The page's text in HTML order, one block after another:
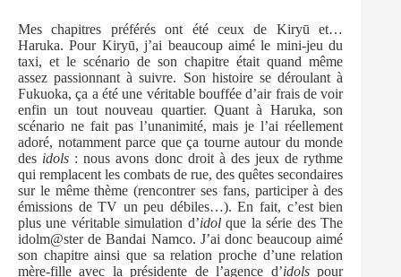
Mes chapitres préférés ont été ceux de Kiryū et…
Haruka. Pour Kiryū, j’ai beaucoup aimé le mini-jeu du
taxi, et le scénario de son chapitre était quand même
assez passionnant à suivre. Son histoire se déroulant à
Fukuoka, ça a été une véritable bouffée d’air frais de voir
enfin un tout nouveau quartier. Quant à Haruka, son
scénario ne fait pas l’unanimité, mais je l’ai réellement
adoré, notamment parce que ça tourne autour du monde
des idols : nous avons donc droit à des jeux de rythme
qui remplacent les combats de rue, des quêtes secondaires
sur le même thème (rencontrer ses fans, participer à des
émissions de TV un peu débiles…). En fait, c’est bien
plus une véritable simulation d’idolque la série des The
idolm@ster de Bandai Namco. J’ai donc beaucoup aimé
son chapitre ainsi que sa relation proche d’une relation
mère-fille avec la présidente de l’agence d’idolspour